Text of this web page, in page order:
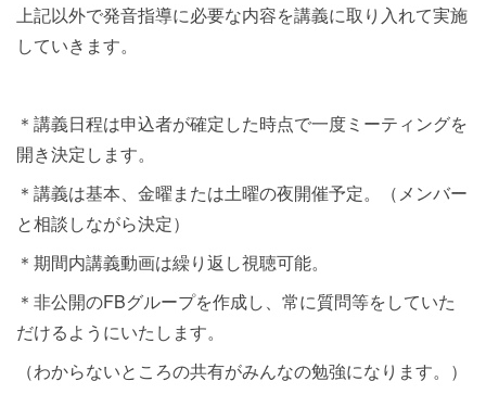
上記以外で発音指導に必要な内容を講義に取り入れて実施
していきます。
＊講義日程は申込者が確定した時点で一度ミーティングを
開き決定します。
＊講義は基本、金曜または土曜の夜開催予定。（メンバー
と相談しながら決定）
＊期間内講義動画は繰り返し視聴可能。
＊非公開のFBグループを作成し、常に質問等をしていた
だけるようにいたします。
（わからないところの共有がみんなの勉強になります。）